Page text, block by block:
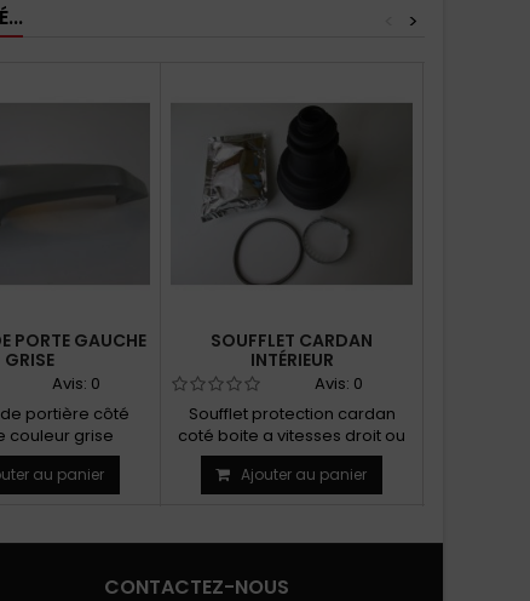
>
PORTE GAUCHE
GRISE
Avis: 0
portière côté
couleur grise
au panier
SOUFFLET CARDAN
INTÉRIEUR
Avis: 0
Soufflet protection cardan
coté boite a vitesses droit ou
gauche
Ajouter au panier
CONTACTEZ-NOUS